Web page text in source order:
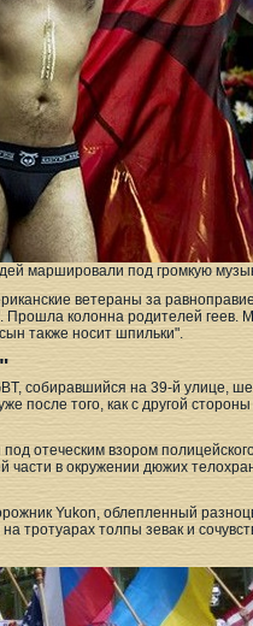
маршировали под громкую
ветераны за
колонна родителей геев.
также носит шпильки".
собиравшийся на 39-й улице,
после того, как с другой
отеческим взором
части в окружении дюжих
Yukon, облепленный
тротуарах толпы зевак и